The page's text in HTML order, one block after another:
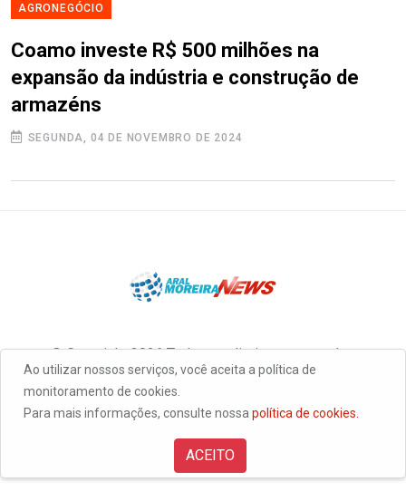
AGRONEGÓCIO
Coamo investe R$ 500 milhões na
expansão da indústria e construção de
armazéns
SEGUNDA, 04 DE NOVEMBRO DE 2024
Ao utilizar nossos serviços, você aceita a política de
monitoramento de cookies.
Para mais informações, consulte nossa política de cookies.
ACEITO
© Copyright 2026 Todos os direitos reservados